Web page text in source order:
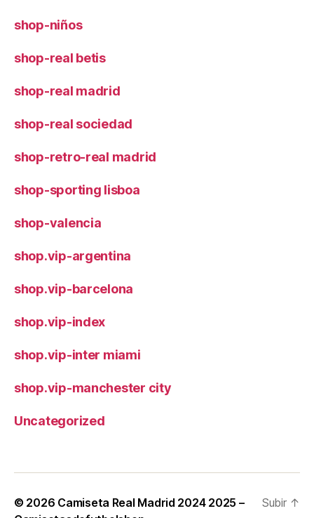
shop-niños
shop-real betis
shop-real madrid
shop-real sociedad
shop-retro-real madrid
shop-sporting lisboa
shop-valencia
shop.vip-argentina
shop.vip-barcelona
shop.vip-index
shop.vip-inter miami
shop.vip-manchester city
Uncategorized
© 2026 Camiseta Real Madrid 2024 2025 –
Subir ↑